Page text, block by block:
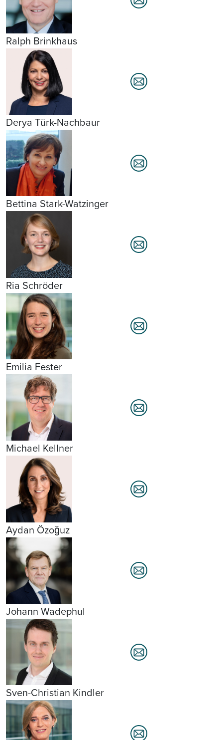
Ralph Brinkhaus
Derya Türk-Nachbaur
Bettina Stark-Watzinger
Ria Schröder
Emilia Fester
Michael Kellner
Aydan Özoğuz
Johann Wadephul
Sven-Christian Kindler